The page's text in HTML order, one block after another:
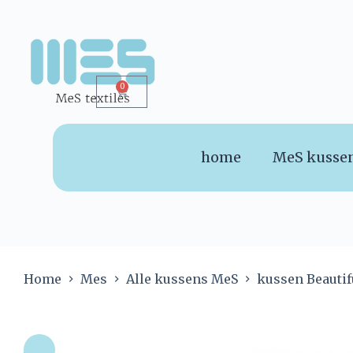
0
home MeS
Home Mes Alle kussens MeS kussen